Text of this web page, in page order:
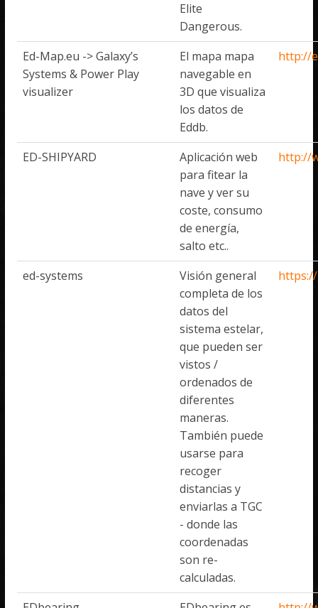
Elite
Dangerous.
Ed-Map.eu -> Galaxy’s
Systems & Power Play
visualizer
El mapa mapa
navegable en
3D que visualiza
los datos de
Eddb.
http://
ED-SHIPYARD
Aplicación web
para fitear la
nave y ver su
coste, consumo
de energía,
salto etc..
http://
ed-systems
Visión general
completa de los
datos del
sistema estelar,
que pueden ser
vistos /
ordenados de
diferentes
maneras.
También puede
usarse para
recoger
distancias y
enviarlas a TGC
- donde las
coordenadas
son re-
calculadas.